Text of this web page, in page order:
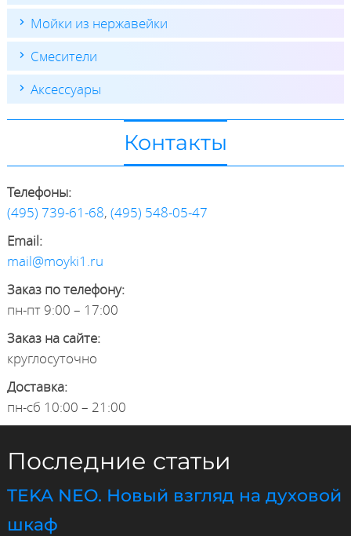
Мойки из нержавейки
Смесители
Аксессуары
Контакты
Телефоны:
(495) 739-61-68, (495) 548-05-47
Email:
mail@moyki1.ru
Заказ по телефону:
пн-пт 9:00 – 17:00
Заказ на сайте:
круглосуточно
Доставка:
пн-сб 10:00 – 21:00
Последние статьи
TEKA NEO. Новый взгляд на духовой
шкаф